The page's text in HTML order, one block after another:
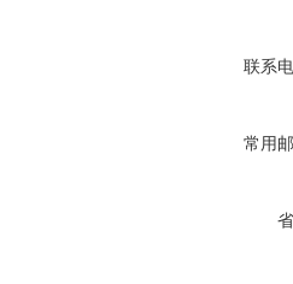
联系
常用